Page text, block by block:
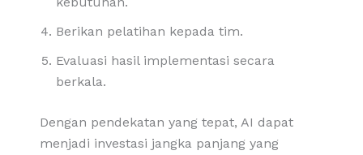
Berikan pelatihan kepada tim.
Evaluasi hasil implementasi secara
berkala.
Dengan pendekatan yang tepat, AI dapat
menjadi investasi jangka panjang yang